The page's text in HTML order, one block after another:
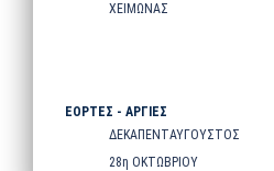
ΧΕΙΜΩΝΑΣ
ΕΟΡΤΕΣ - ΑΡΓΙΕΣ
ΔΕΚΑΠΕΝΤΑΥΓΟΥΣΤΟΣ
28η ΟΚΤΩΒΡΙΟΥ